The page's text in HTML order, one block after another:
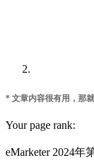
* 文章内容很有用，那
Your page rank:
eMarketer 2024